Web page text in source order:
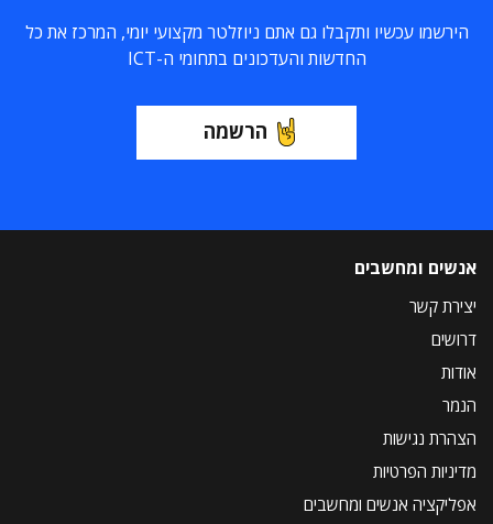
הירשמו עכשיו ותקבלו גם אתם ניוזלטר מקצועי יומי, המרכז את כל
החדשות והעדכונים בתחומי ה-ICT
הרשמה
אנשים ומחשבים
יצירת קשר
דרושים
אודות
הנמר
הצהרת נגישות
מדיניות הפרטיות
אפליקציה אנשים ומחשבים